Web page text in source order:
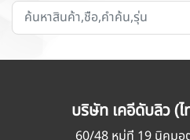
บริษัท เคอีดับลิว (
60/48 หมู่ที่ 19 นิคมอุ